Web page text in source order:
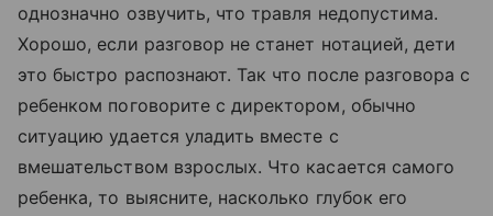
однозначно озвучить, что травля недопустима.
Хорошо, если разговор не станет нотацией, дети
это быстро распознают. Так что после разговора с
ребенком поговорите с директором, обычно
ситуацию удается уладить вместе с
вмешательством взрослых. Что касается самого
ребенка, то выясните, насколько глубок его